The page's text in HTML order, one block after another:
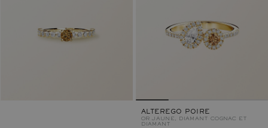
ALTEREGO POIRE
OR JAUNE, DIAMANT COGNAC ET
DIAMANT